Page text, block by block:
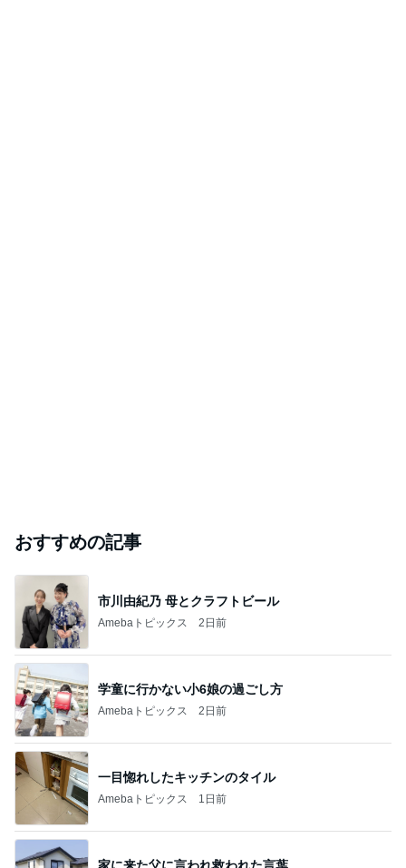
おすすめの記事
市川由紀乃 母とクラフトビール
Amebaトピックス 2日前
学童に行かない小6娘の過ごし方
Amebaトピックス 2日前
一目惚れしたキッチンのタイル
Amebaトピックス 1日前
家に来た父に言われ救われた言葉